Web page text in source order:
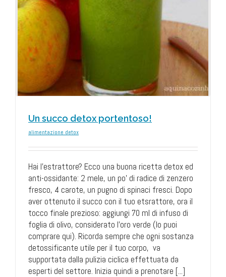
Un succo detox portentoso!
alimentazione detox
Hai l'estrattore? Ecco una buona ricetta detox ed
anti-ossidante: 2 mele, un po' di radice di zenzero
fresco, 4 carote, un pugno di spinaci fresci. Dopo
aver ottenuto il succo con il tuo etsrattore, ora il
tocco finale prezioso: aggiungi 70 ml di infuso di
foglia di olivo, considerato l'oro verde (lo puoi
comprare qui). Ricorda sempre che ogni sostanza
detossificante utile per il tuo corpo, va
supportata dalla pulizia ciclica effettuata da
esperti del settore. Inizia quindi a prenotare [...]